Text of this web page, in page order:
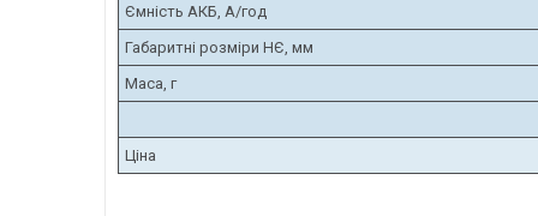
Ємність АКБ, А/год
Габаритні розміри НЄ, мм
Маса, г
Ціна